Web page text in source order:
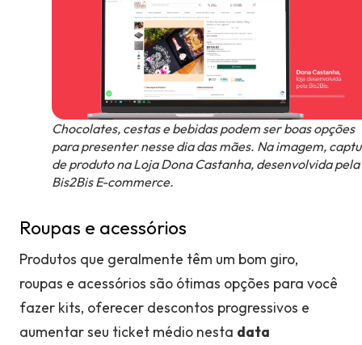
Chocolates, cestas e bebidas podem ser boas opções
para presenter nesse dia das mães. Na imagem,
de produto na Loja Dona Castanha, desenvolvida pela
Bis2Bis E-commerce.
Roupas e acessórios
Produtos que geralmente têm um bom giro,
roupas e acessórios são ótimas opções para você
fazer kits, oferecer descontos progressivos e
aumentar seu ticket médio nesta data